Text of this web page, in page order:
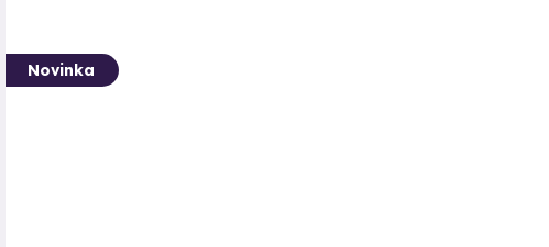
Novinka